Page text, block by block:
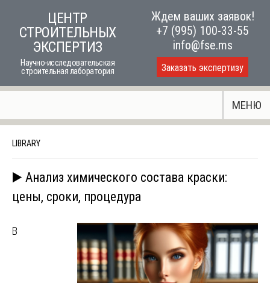
content
ЦЕНТР
СТРОИТЕЛЬНЫХ
ЭКСПЕРТИЗ
Научно-исследовательская
строительная лаборатория
Ждем ваших заявок!
+7 (995) 100-33-55
info@fse.ms
Заказать экспертизу
МЕНЮ
LIBRARY
▶️ Анализ химического состава краски:
цены, сроки, процедура
В